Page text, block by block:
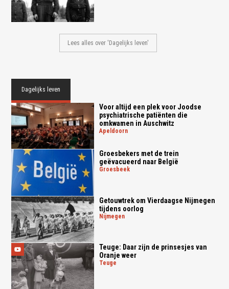
Lees alles over 'Dagelijks leven'
Dagelijks leven
Voor altijd een plek voor Joodse
psychiatrische patiënten die
omkwamen in Auschwitz
apeldoorn
Groesbekers met de trein
geëvacueerd naar België
groesbeek
Getouwtrek om Vierdaagse Nijmegen
tijdens oorlog
nijmegen
Teuge: Daar zijn de prinsesjes van
Oranje weer
teuge